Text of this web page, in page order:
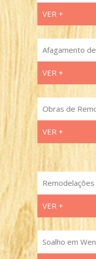
VER +
Afagamento
VER +
Obras de
VER +
VER +
Soalho em